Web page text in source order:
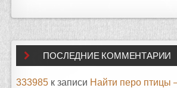
ПОСЛЕДНИЕ КОММЕНТАРИИ
333985 к записи Найти перо птицы